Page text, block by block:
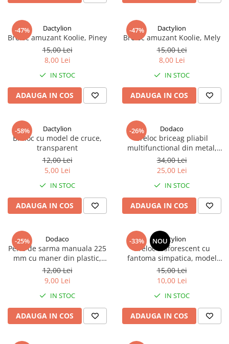
-47% Dactylion
Breloc amuzant Koolie, Piney
15,00 Lei
8,00 Lei
IN STOC
ADAUGA IN COS
-47% Dactylion
Breloc amuzant Koolie, Mely
15,00 Lei
8,00 Lei
IN STOC
ADAUGA IN COS
-58% Dactylion
Breloc cu model de cruce,
transparent
12,00 Lei
5,00 Lei
IN STOC
ADAUGA IN COS
-26% Dodaco
Breloc briceag pliabil
multifunctional din metal,
mini cutit EDC pentru chei,
compact 5.3-8.8 cm, negru
argintiu
34,00 Lei
25,00 Lei
IN STOC
ADAUGA IN COS
-25% Dodaco
Perie de sarma manuala 225
mm cu maner din plastic,
perie curatare rugina si
impuritati, pentru pregatire
suprafete vopsire si lacuire
12,00 Lei
9,00 Lei
IN STOC
ADAUGA IN COS
-33% NOU
Dactylion
Breloc fosforescent cu
fantoma simpatica, model
aleatoriu, pandantiv din
rasina pentru chei, ghiozdan
sau geanta, albastru
15,00 Lei
10,00 Lei
IN STOC
ADAUGA IN COS